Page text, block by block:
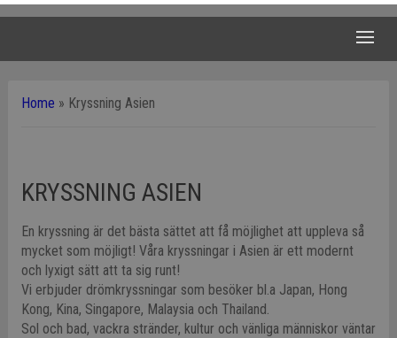
Home » Kryssning Asien
KRYSSNING ASIEN
En kryssning är det bästa sättet att få möjlighet att uppleva så
mycket som möjligt! Våra kryssningar i Asien är ett modernt
och lyxigt sätt att ta sig runt!
Vi erbjuder drömkryssningar som besöker bl.a Japan, Hong
Kong, Kina, Singapore, Malaysia och Thailand.
Sol och bad, vackra stränder, kultur och vänliga människor väntar